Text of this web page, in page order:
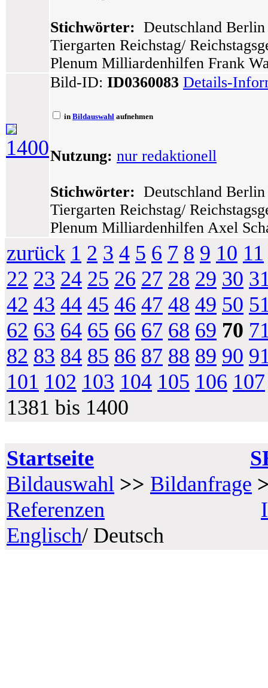
Stichwörter: Deutschland
Tiergarten Reichstag/
Plenum Milliardenhilfen Frank
1400
Bild-ID: ID0360083 Details-
in Bildauswahl aufnehmen
Nutzung: nur redaktionell
Stichwörter: Deutschland
Tiergarten Reichstag/
Plenum Milliardenhilfen Axel
zurück 1 2 3 4 5 6 7 8 9 10 11
22 23 24 25 26 27 28 29 30
42 43 44 45 46 47 48 49 50
62 63 64 65 66 67 68 69 70
82 83 84 85 86 87 88 89 90
101 102 103 104 105 106 107
1381 bis 1400
Startseite
Bildauswahl >> Bildanfrage
Referenzen
Englisch/ Deutsch